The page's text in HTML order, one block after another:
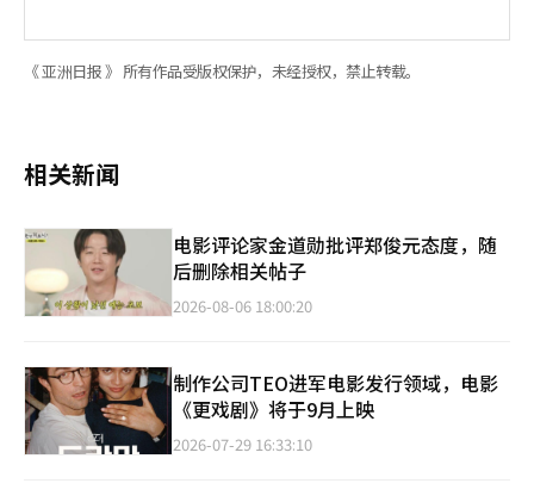
《 亚洲日报 》 所有作品受版权保护，未经授权，禁止转载。
相关新闻
电影评论家金道勋批评郑俊元态度，随
后删除相关帖子
2026-08-06 18:00:20
制作公司TEO进军电影发行领域，电影
《更戏剧》将于9月上映
2026-07-29 16:33:10